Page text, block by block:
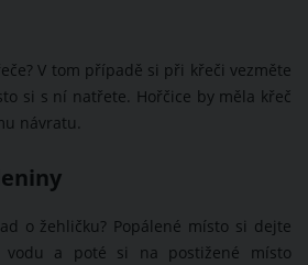
V tom případě si při křeči vezměte
si s ní natřete. Hořčice by měla křeč
návratu.
o žehličku? Popálené místo si dejte
vodu a poté si na postižené místo